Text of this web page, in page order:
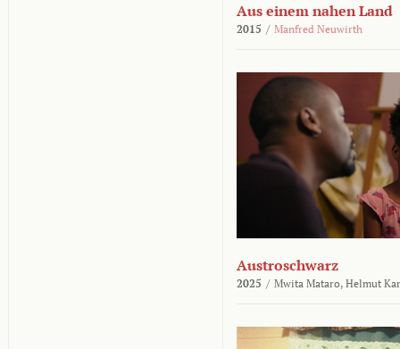
Aus einem nahen Land
2015 / Manfred Neuwirth
Austroschwarz
2025 / Mwita Mataro, Helmut